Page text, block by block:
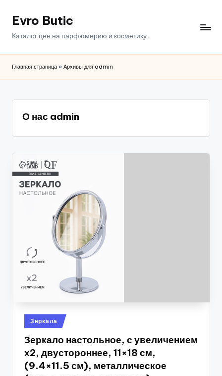
ПерейтиEvro Butic
Каталог цен на парфюмерию и косметику.
Главная страница » Архивы для admin
О нас admin
Опубликовано
в
Зеркала
Зеркало настольное, с увеличением
х2, двустороннее, 11×18 см,
(9.4×11.5 см), металлическое